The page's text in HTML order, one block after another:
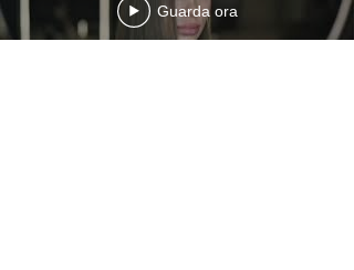
Guarda ora